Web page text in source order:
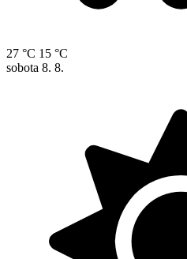
27 °C 15 °C
sobota 8. 8.